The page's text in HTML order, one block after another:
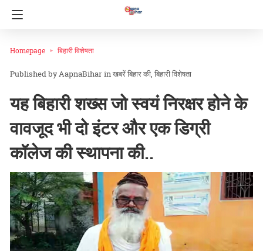
Homepage बिहारी विशेषता
AapnaBihar inखबरें बिहार की बिहारी विशेषता
यह बिहारी शख्स जो स्वयं निरक्षर होने के
वावजूद भी दो इंटर और एक डिग्री
कॉलेज की स्थापना की..